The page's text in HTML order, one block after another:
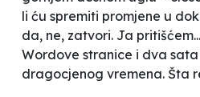
li ću spremiti promjene u
da, ne, zatvori. Ja
Wordove stranice i dva
dragocjenog vremena. Šta